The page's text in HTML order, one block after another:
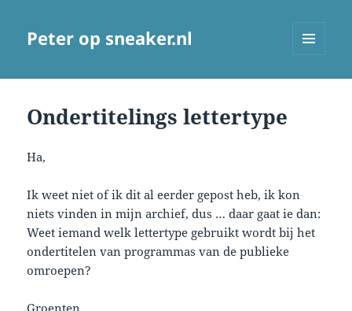
Peter op sneaker.nl
Ondertitelings lettertype
Ha,
Ik weet niet of ik dit al eerder gepost heb, ik kon
niets vinden in mijn archief, dus … daar gaat ie dan:
Weet iemand welk lettertype gebruikt wordt bij het
ondertitelen van programmas van de publieke
omroepen?